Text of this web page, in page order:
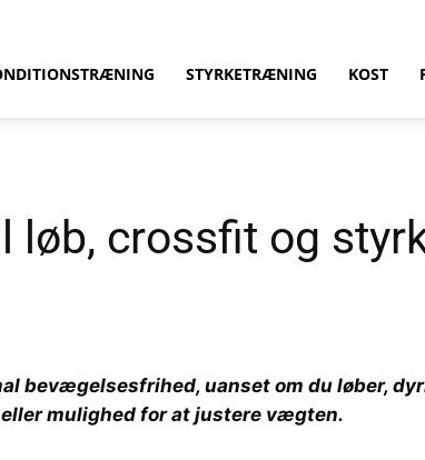
STYRKETRÆNING KOST
løb, crossfit og
bevægelsesfrihed, uanset om du løber,
mulighed for at justere vægten.